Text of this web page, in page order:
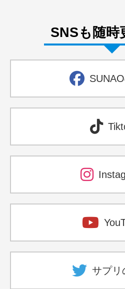
SNSも随時
SUNAO
サプリ